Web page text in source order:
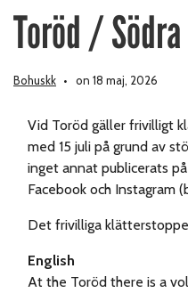
Toröd /
Bohuskk on 18 maj, 2026
Vid Toröd gäller frivilligt
med 15 juli på grund av
inget annat publicerats
Facebook och Instagram
Det frivilliga
English
At the Toröd there is a